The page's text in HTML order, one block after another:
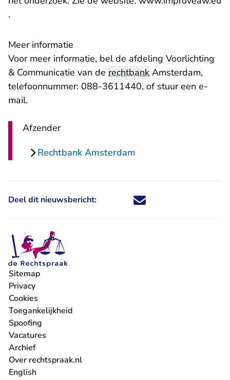
- U verlaat Rechtspraak.nl
.
Meer informatie
Voor meer informatie, bel de afdeling Voorlichting
& Communicatie van de rechtbank Amsterdam,
telefoonnummer: 088-3611440, of stuur een e-
mail- U verlaat Rechtspraak.nl
.
Afzender
Rechtbank Amsterdam
Deel dit nieuwsbericht: Deel dit nieuwsbericht via X -
Deel dit nieuwsbericht via
Deel dit nieuwsbericht
Deel dit
Sitemap
Privacy
Cookies
Toegankelijkheid
Spoofing
Vacatures
- U verlaat Rechtspraak.nl
Archief
Over rechtspraak.nl
English